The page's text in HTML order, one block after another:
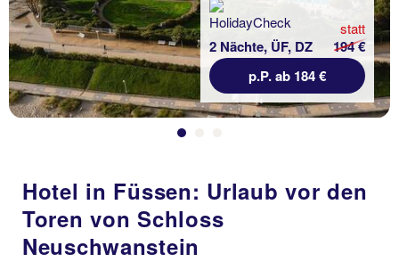
2 Nächte, ÜF, DZ
statt
194 €
p.P. ab 184 €
Hotel in Füssen: Urlaub vor den
Toren von Schloss
Neuschwanstein